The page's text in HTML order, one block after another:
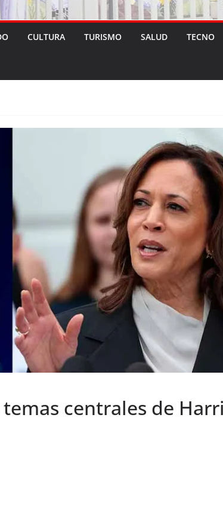
CULTURA TURISMO SALUD TECNO
centrales de